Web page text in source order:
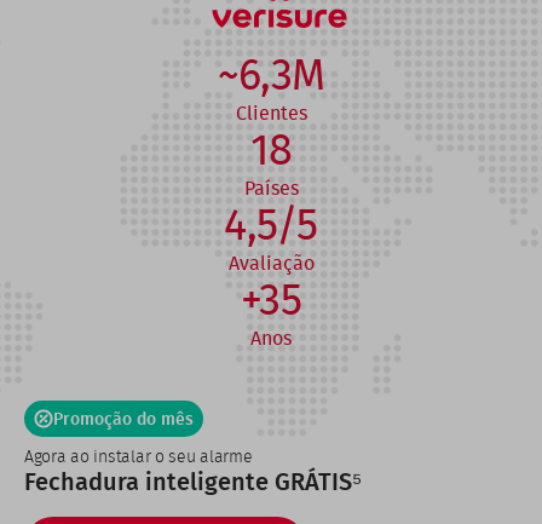
~6,3M
Clientes
18
Países
4,5/5
Avaliação
+35
Anos
Promoção do mês
Agora ao instalar o seu alarme
Fechadura inteligente GRÁTIS⁵